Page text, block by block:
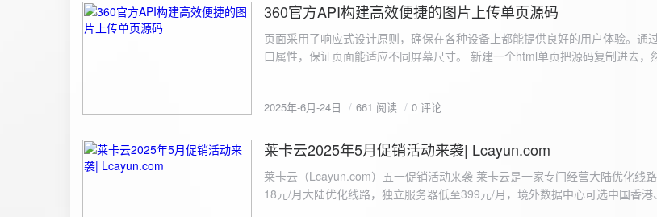
2025-6-24
360官方API构建高效便捷的图片上传单页源码
页面采用了响应式设计原则，确保在各种设备上都能提供良好的用户体验。通
口属性，保证页面能适应不同屏幕尺寸。 新建一个html单页把源码复制进去，
重置默认样式 */ * { margin: 0; padding: 0; box-sizing: border-box; } /* 设置页面的字体和添加背景图片 */
center fixed; /* 使用服务器上的路径 */ background-size: cover; /* 保证背景图片覆盖整个视窗 */ color:
#333; display: flex; justify-content: center; align-items: center; min-height: 100vh; margin: 0; } /* 容器样
式 */ .container { background-color: rgba(255, 255, 255, 0.9); /* 使用半透明白色背景，以便在图片背景
上更清晰地显示内容 */ padding: 30px; border-radius: 8px; box-shadow: 0 4px 8px rgba(0, 0, 0, 0.1);
2025年-6月-24日 661 阅读 0 评论
2025-5-20
莱卡云2025年5月促销活动来袭| Lcayun.com
莱卡云（Lcayun.com）五一促销活动来袭 莱卡云是一家专门经营大陆优化线路的服务商，云服务器低至
18元/月大陆优化线路，独立服务器低至399元/月，境外数据中心可选中国香